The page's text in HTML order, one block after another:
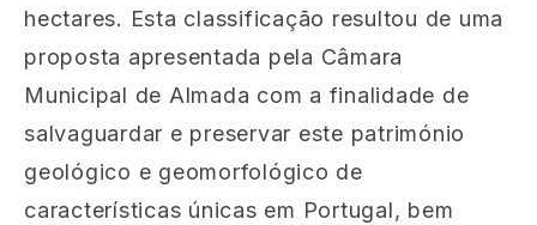
hectares. Esta classificação resultou de uma
proposta apresentada pela Câmara
Municipal de Almada com a finalidade de
salvaguardar e preservar este património
geológico e geomorfológico de
características únicas em Portugal, bem